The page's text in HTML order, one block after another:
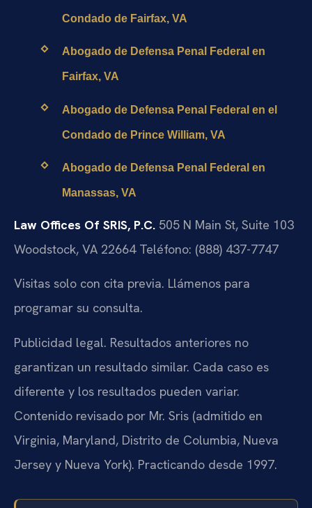
Condado de Fairfax, VA
Abogado de Defensa Penal Federal en
Fairfax, VA
Abogado de Defensa Penal Federal en el
Condado de Prince William, VA
Abogado de Defensa Penal Federal en
Manassas, VA
Law Offices Of SRIS, P.C. 505 N Main St, Suite 103
Woodstock, VA 22664Teléfono: (888) 437-7747
Visitas solo con cita previa. Llámenos para
programar su consulta.
Publicidad legal. Resultados anteriores no
garantizan un resultado similar. Cada caso es
diferente y los resultados pueden variar.
Contenido revisado por Mr. Sris (admitido en
Virginia, Maryland, Distrito de Columbia, Nueva
Jersey y Nueva York). Practicando desde 1997.